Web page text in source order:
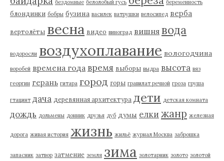
бездомные белолобый гусь беременность
блондинки бобры бузина василек ватрушки велосипед верба
вертолёты весна видео виноград вишня вода
водоросли воздухоплавание вологодчина
воробей времена года время выборы выдра высота вяз
георгин герань гитара город горы гравилат речной гроза груша
гтацинт дача деревянная архитектура дети детская комната
дождь дольмены донник друзья дуб думы елки жанр железная
дорога живая история жизнь жильё журнал Москва заброшка
запасник затвор затмение земля зима золотарник золото золотой